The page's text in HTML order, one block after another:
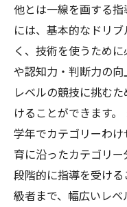
他とは一線を画する
には、基本的なドリ
く、技術を使うため
や認知力・判断力の
レベルの競技に挑む
けることができます。
学年でカテゴリーわ
育に沿ったカテゴリ
段階的に指導を受け
級者まで、幅広いレ